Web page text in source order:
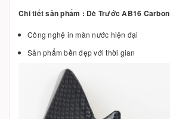
Chi tiết sản phẩm : Dè Trước AB16 Carbon
Công nghệ in màn nước hiện đại
Sản phẩm bền đẹp với thời gian